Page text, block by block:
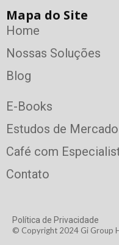
Mapa do Site
Home
Nossas Soluções
Blog
E-Books
Estudos de Mercado
Café com
Contato
Política de Privacidade
© Copyright 2024 Gi Group